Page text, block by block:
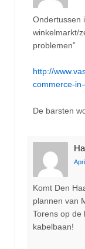
Ondertussen
winkelmarkt/
problemen”
http://
commerce-
De barsten
Komt Den
plannen van
Torens op de
kabelbaan!